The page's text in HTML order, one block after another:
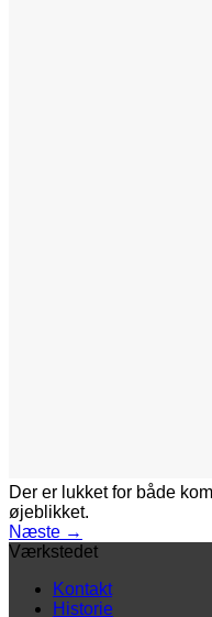
Der er lukket for både
øjeblikket.
Næste →
Værkstedet
Kontakt
Historie